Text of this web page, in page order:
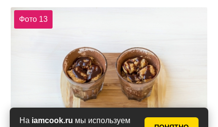
На iamcook.ru мы используем
Фото 13